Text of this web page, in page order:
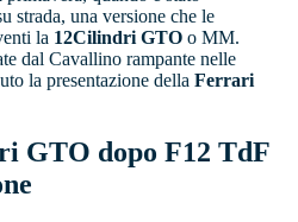
strada, una versione che le
la 12Cilindri GTO o MM.
dal Cavallino rampante nelle
la presentazione della Ferrari
GTO dopo F12 TdF